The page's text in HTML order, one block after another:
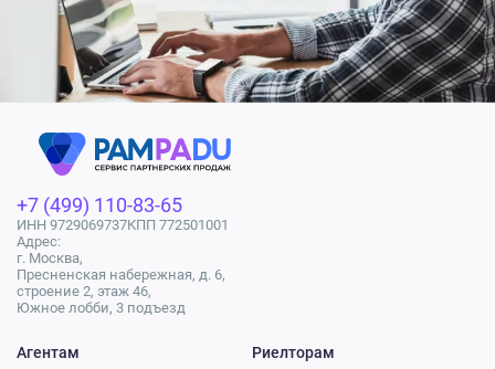
+7 (499) 110-83-65
ИНН 9729069737КПП 772501001
Адрес:
г. Москва,
Пресненская набережная, д. 6,
строение 2, этаж 46,
Южное лобби, 3 подъезд
Агентам
Риелторам